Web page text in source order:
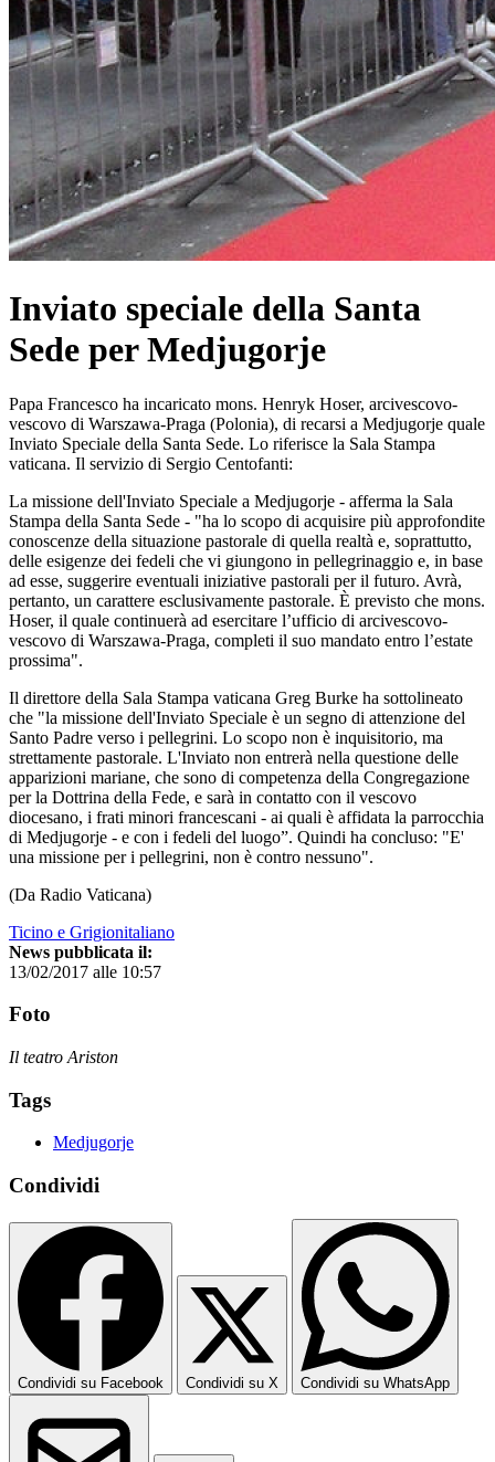
Inviato speciale della Santa
Sede per Medjugorje
Papa Francesco ha incaricato mons. Henryk Hoser, arcivescovo-
vescovo di Warszawa-Praga (Polonia), di recarsi a Medjugorje quale
Inviato Speciale della Santa Sede. Lo riferisce la Sala Stampa
vaticana. Il servizio di Sergio Centofanti:
La missione dell'Inviato Speciale a Medjugorje - afferma la Sala
Stampa della Santa Sede - "ha lo scopo di acquisire più approfondite
conoscenze della situazione pastorale di quella realtà e, soprattutto,
delle esigenze dei fedeli che vi giungono in pellegrinaggio e, in base
ad esse, suggerire eventuali iniziative pastorali per il futuro. Avrà,
pertanto, un carattere esclusivamente pastorale. È previsto che mons.
Hoser, il quale continuerà ad esercitare l’ufficio di arcivescovo-
vescovo di Warszawa-Praga, completi il suo mandato entro l’estate
prossima".
Il direttore della Sala Stampa vaticana Greg Burke ha sottolineato
che "la missione dell'Inviato Speciale è un segno di attenzione del
Santo Padre verso i pellegrini. Lo scopo non è inquisitorio, ma
strettamente pastorale. L'Inviato non entrerà nella questione delle
apparizioni mariane, che sono di competenza della Congregazione
per la Dottrina della Fede, e sarà in contatto con il vescovo
diocesano, i frati minori francescani - ai quali è affidata la parrocchia
di Medjugorje - e con i fedeli del luogo”. Quindi ha concluso: "E'
una missione per i pellegrini, non è contro nessuno".
(Da Radio Vaticana)
Ticino e Grigionitaliano
News pubblicata il:
13/02/2017 alle 10:57
Foto
Il teatro Ariston
Tags
Medjugorje
Condividi
Condividi su Facebook Condividi su X Condividi su WhatsApp